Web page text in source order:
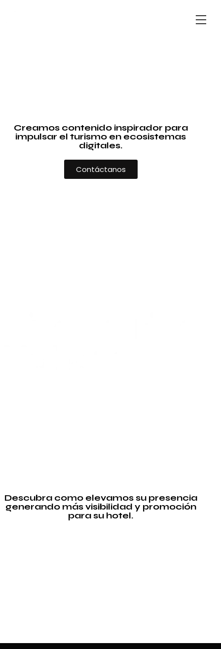
Creamos contenido inspirador para
impulsar el turismo en ecosistemas
digitales.
Contáctanos
Descubra como elevamos su presencia
generando más visibilidad y promoción
para su hotel.